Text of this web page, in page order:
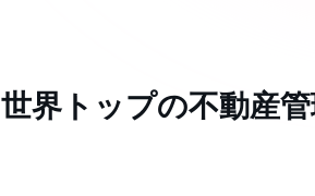
世界トップの不動産